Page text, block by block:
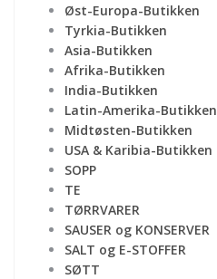
Øst-Europa-Butikken
Tyrkia-Butikken
Asia-Butikken
Afrika-Butikken
India-Butikken
Latin-Amerika-Butikken
Midtøsten-Butikken
USA & Karibia-Butikken
SOPP
TE
TØRRVARER
SAUSER og KONSERVER
SALT og E-STOFFER
SØTT